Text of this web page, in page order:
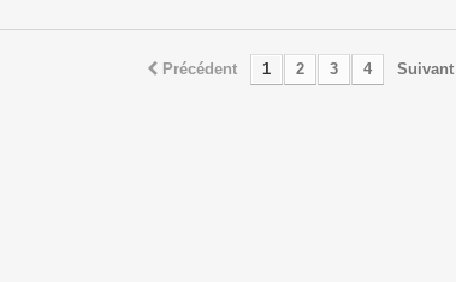
Précédent 1 2 3 4 Suivant